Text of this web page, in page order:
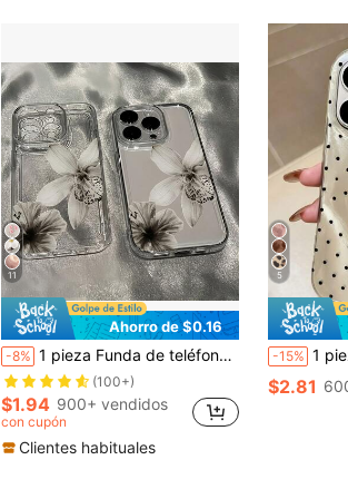
11
Ahorro de $0.16
-8% 1 pieza Funda de teléfono con patrón floral transparente y minimalista, protección de lente, anti-caída, apta para iPhone 16 Pro Max, 17/16/15/14 Plus, 13/12/11, Air
(100+)
$1.94 900+ vendidos
con cupón
Clientes habituales
5
-15% 1 pieza Funda de teléfono IMD brillante
$2.81